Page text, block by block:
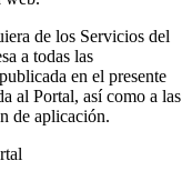
de los Servicios del
a todas las
en el presente
al Portal, así como a las
de aplicación.